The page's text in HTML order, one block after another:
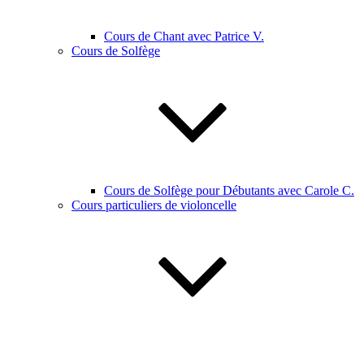
Cours de Chant avec Patrice V.
Cours de Solfège
Cours de Solfège pour Débutants avec Carole C.
Cours particuliers de violoncelle